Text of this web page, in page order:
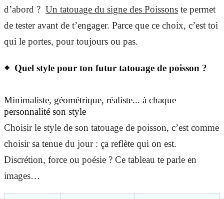
d’abord ? Un tatouage du signe des Poissons te permet
de tester avant de t’engager. Parce que ce choix, c’est toi
qui le portes, pour toujours ou pas.
Quel style pour ton futur tatouage de poisson ?
Minimaliste, géométrique, réaliste... à chaque
personnalité son style
Choisir le style de son tatouage de poisson, c’est comme
choisir sa tenue du jour : ça reflète qui on est.
Discrétion, force ou poésie ? Ce tableau te parle en
images…